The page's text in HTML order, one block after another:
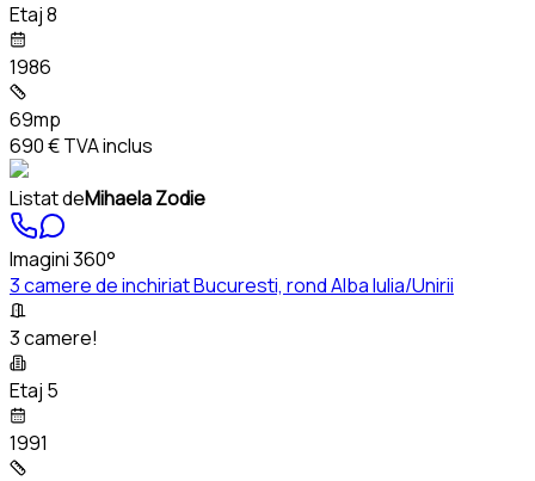
Etaj 8
1986
69mp
690 €TVA inclus
Listat deMihaela Zodie
Imagini 360°
3 camere de inchiriat Bucuresti, rond Alba Iulia/Unirii
3 camere!
Etaj 5
1991